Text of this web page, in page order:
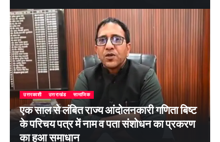
उत्तरकाशी उत्तराखंड सामाजिक
एक साल से लंबित राज्य आंदोलनकारी गणिता बिष्ट
के परिचय पत्र में नाम व पता संशोधन का प्रकरण
का हुआ समाधान